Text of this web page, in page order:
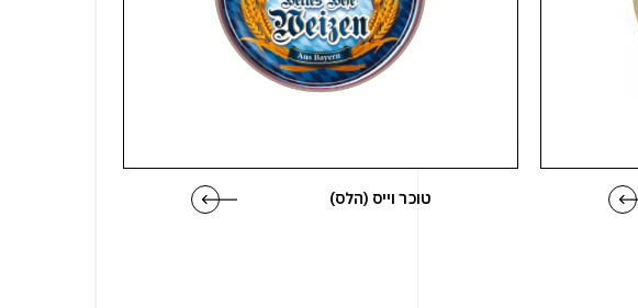
טוכר וייס (הלס)